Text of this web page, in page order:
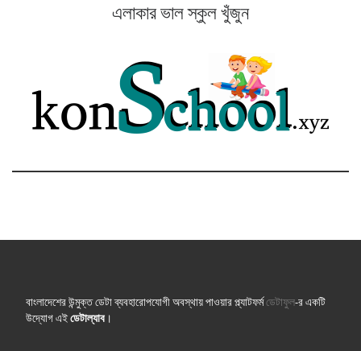
এলাকার ভাল স্কুল খুঁজুন
বাংলাদেশের উন্মুক্ত ডেটা ব্যবহারোপযোগী অবস্থায় পাওয়ার প্ল্যাটফর্মডেটাফুল-র একটি
উদ্যোগ এইডেটাল্যাব।